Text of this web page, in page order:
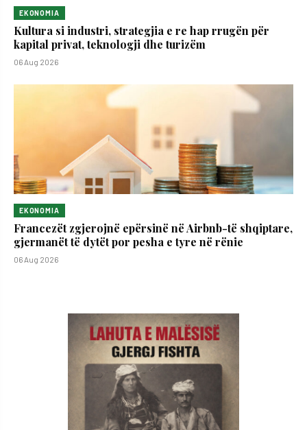
EKONOMIA
Kultura si industri, strategjia e re hap rrugën për
kapital privat, teknologji dhe turizëm
06 Aug 2026
EKONOMIA
Francezët zgjerojnë epërsinë në Airbnb-të shqiptare,
gjermanët të dytët por pesha e tyre në rënie
06 Aug 2026